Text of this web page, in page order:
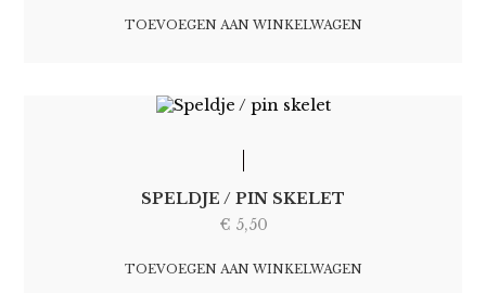
TOEVOEGEN AAN WINKELWAGEN
SPELDJE / PIN SKELET
€ 5,50
TOEVOEGEN AAN WINKELWAGEN